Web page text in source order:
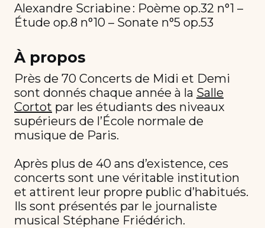
Alexandre Scriabine : Poème op.32 n°1 –
Étude op.8 n°10 – Sonate n°5 op.53
À propos
Près de 70 Concerts de Midi et Demi
sont donnés chaque année à la Salle
Cortot par les étudiants des niveaux
supérieurs de l’École normale de
musique de Paris.
Après plus de 40 ans d’existence, ces
concerts sont une véritable institution
et attirent leur propre public d’habitués.
Ils sont présentés par le journaliste
musical Stéphane Friédérich.